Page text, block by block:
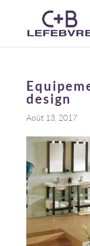
design
Août 13, 2017